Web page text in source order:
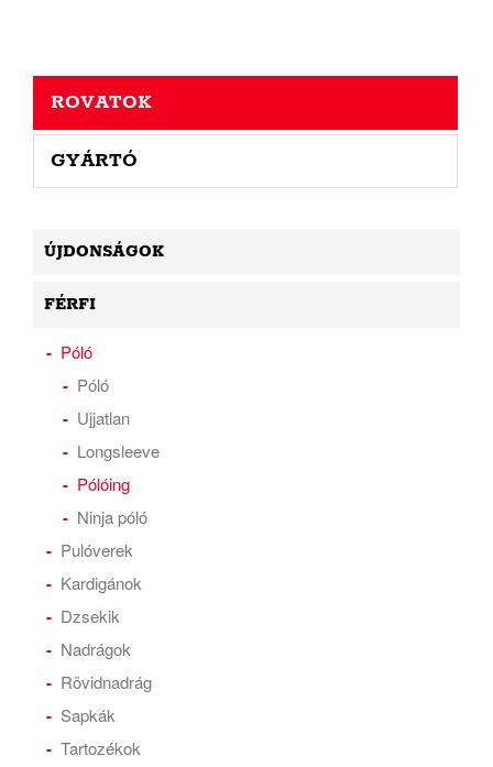
ROVATOK
GYÁRTÓ
ÚJDONSÁGOK
FÉRFI
Póló
Póló
Ujjatlan
Longsleeve
Pólóing
Ninja póló
Pulóverek
Kardigánok
Dzsekik
Nadrágok
Rövidnadrág
Sapkák
Tartozékok